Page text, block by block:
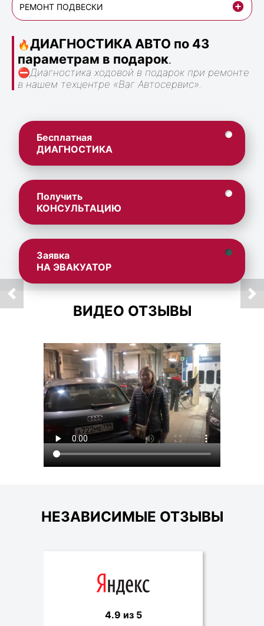
РЕМОНТ ПОДВЕСКИ
🔥ДИАГНОСТИКА АВТО по 43
параметрам в подарок.
⛔Диагностика ходовой в подарок при ремонте
в нашем техцентре «Ваг Автосервис».
Бесплатная
ДИАГНОСТИКА
Получить
КОНСУЛЬТАЦИЮ
Заявка
НА ЭВАКУАТОР
ВИДЕО ОТЗЫВЫ
НЕЗАВИСИМЫЕ ОТЗЫВЫ
4.9 из 5